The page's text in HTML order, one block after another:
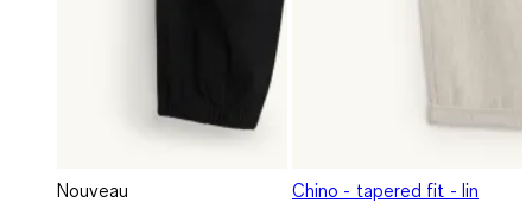
Nouveau
Chino - tapered fit - lin